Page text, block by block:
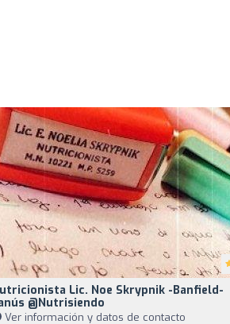
Lic. Noe Skrypnik -Banfield-
@nutrisiendo
Ver información y datos de contacto